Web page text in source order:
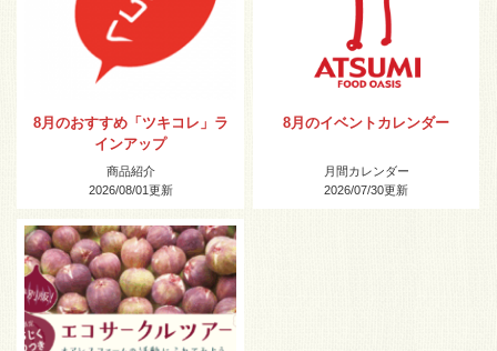
8月のおすすめ「ツキコレ」ラ
インアップ
商品紹介
2026/08/01更新
8月のイベントカレンダー
月間カレンダー
2026/07/30更新